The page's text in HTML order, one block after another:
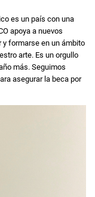
es un país con una
apoya a nuevos
formarse en un ámbito
arte. Es un orgullo
más. Seguimos
asegurar la beca por